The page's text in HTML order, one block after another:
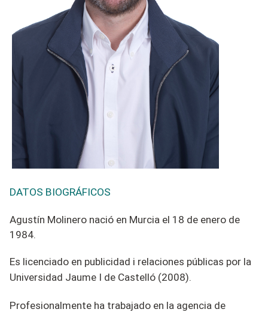
DATOS BIOGRÁFICOS
Agustín Molinero nació en Murcia el 18 de enero de
1 984.
Es licenciado en publicidad i relaciones públicas por la
Universidad Jaume I de Castelló (2008).
Profesionalmente ha trabajado en la agencia de